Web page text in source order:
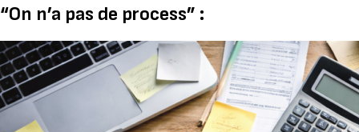
“On n’a pas de process” :